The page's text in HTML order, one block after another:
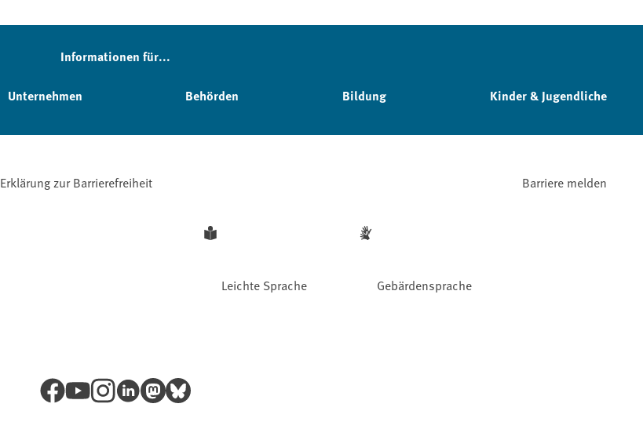
Informationen für...
Unternehmen Behörden Bildung Kinder & Jugendliche
Erklärung zur Barrierefreiheit
Leichte Sprache Gebärdensprache
Barriere melden